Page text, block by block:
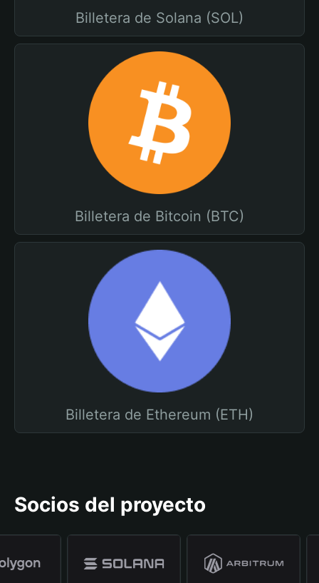
Billetera de Solana (SOL)
Billetera de Bitcoin (BTC)
Billetera de Ethereum (ETH)
Socios del proyecto